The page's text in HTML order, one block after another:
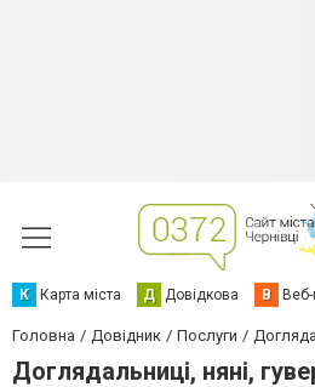
К Карта міста Д Довідкова В
Головна Довідник Послуги
Доглядальниці, няні,